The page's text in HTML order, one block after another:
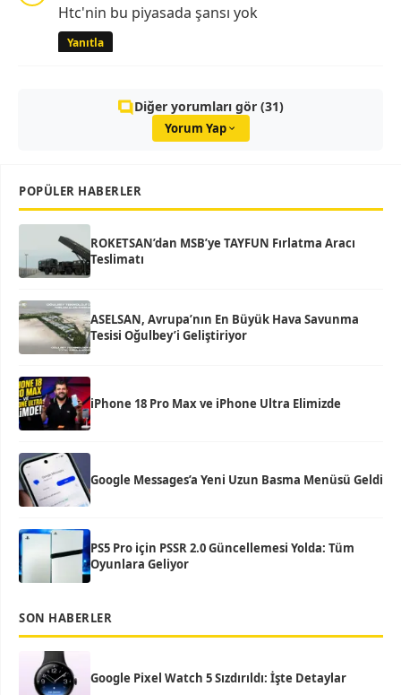
Htc'nin bu piyasada şansı yok
Yanıtla
Diğer yorumları gör (31)
Yorum Yap
POPÜLER HABERLER
ROKETSAN’dan MSB’ye TAYFUN Fırlatma Aracı
Teslimatı
ASELSAN, Avrupa’nın En Büyük Hava Savunma
Tesisi Oğulbey’i Geliştiriyor
iPhone 18 Pro Max ve iPhone Ultra Elimizde
Google Messages’a Yeni Uzun Basma Menüsü Geldi
PS5 Pro için PSSR 2.0 Güncellemesi Yolda: Tüm
Oyunlara Geliyor
SON HABERLER
Google Pixel Watch 5 Sızdırıldı: İşte Detaylar